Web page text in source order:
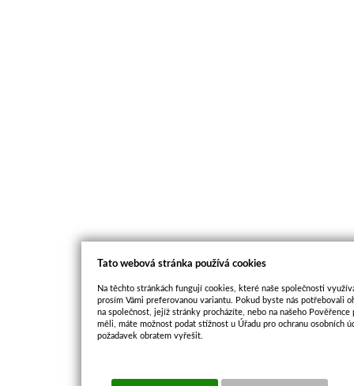
Tato webová stránka používá cookies
Na těchto stránkách fungují cookies, které naše společnosti
prosím Vámi preferovanou variantu. Pokud byste nás potřebovali
na společnost, jejíž stránky procházíte, nebo na našeho
měli, máte možnost podat stížnost u Úřadu pro ochranu osobních
požadavek obratem vyřešit.